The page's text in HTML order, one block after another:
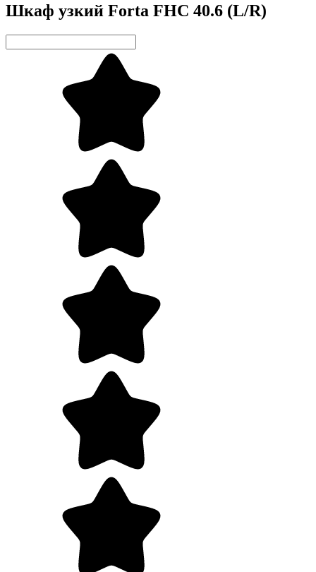
Шкаф узкий Forta FHC 40.6 (L/R)